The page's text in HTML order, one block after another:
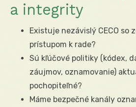
a integrity
Existuje nezávislý CECO so
prístupom k rade?
Sú kľúčové politiky (kódex,
záujmov, oznamovanie)
pochopiteľné?
Máme bezpečné kanály